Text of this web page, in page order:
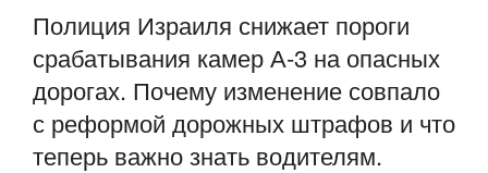
Полиция Израиля снижает пороги
срабатывания камер А-3 на опасных
дорогах. Почему изменение совпало
с реформой дорожных штрафов и что
теперь важно знать водителям.